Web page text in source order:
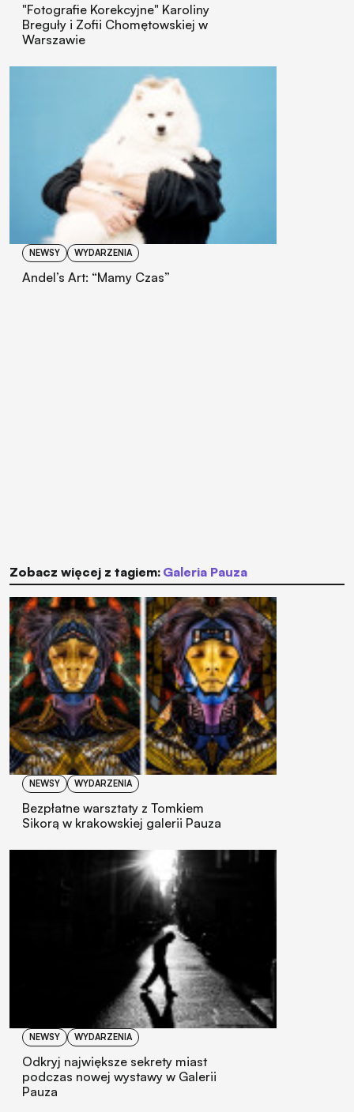
"Fotografie Korekcyjne" Karoliny
Breguły i Zofii Chomętowskiej w
Warszawie
NEWSY WYDARZENIA
Andel’s Art: “Mamy Czas”
Zobacz więcej z tagiem: Galeria Pauza
NEWSY WYDARZENIA
Bezpłatne warsztaty z Tomkiem
Sikorą w krakowskiej galerii Pauza
NEWSY WYDARZENIA
Odkryj największe sekrety miast
podczas nowej wystawy w Galerii
Pauza